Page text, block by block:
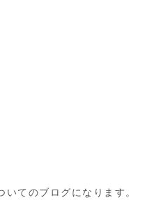
てのブログになります。